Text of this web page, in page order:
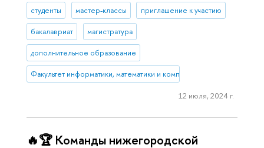
студенты мастер-классы приглашение к участию
бакалавриат магистратура
дополнительное образование
Факультет информатики, математики и компьютерных наук
12 июля, 2024 г.
🔥🏆 Команды нижегородской